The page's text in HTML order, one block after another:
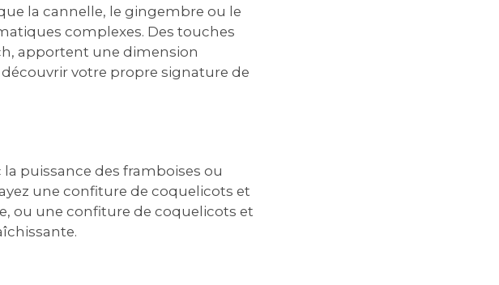
la cannelle‚ le gingembre ou le
complexes. Des touches
apportent une dimension
votre propre signature de
puissance des framboises ou
une confiture de coquelicots et
ou une confiture de coquelicots et